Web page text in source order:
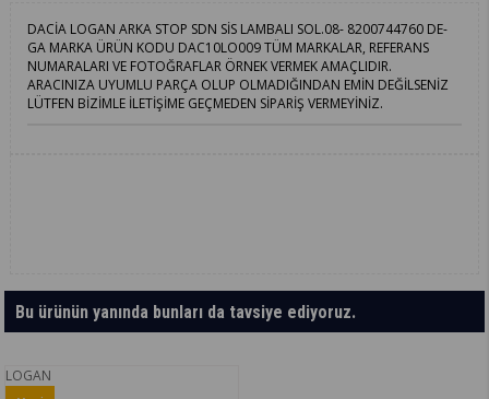
DACİA LOGAN ARKA STOP SDN SİS LAMBALI SOL.08- 8200744760 DE-
GA MARKA ÜRÜN KODU DAC10LO009 TÜM MARKALAR, REFERANS
NUMARALARI VE FOTOĞRAFLAR ÖRNEK VERMEK AMAÇLIDIR.
ARACINIZA UYUMLU PARÇA OLUP OLMADIĞINDAN EMİN DEĞİLSENİZ
LÜTFEN BİZİMLE İLETİŞİME GEÇMEDEN SİPARİŞ VERMEYİNİZ.
Bu ürünün yanında bunları da tavsiye ediyoruz.
LOGAN